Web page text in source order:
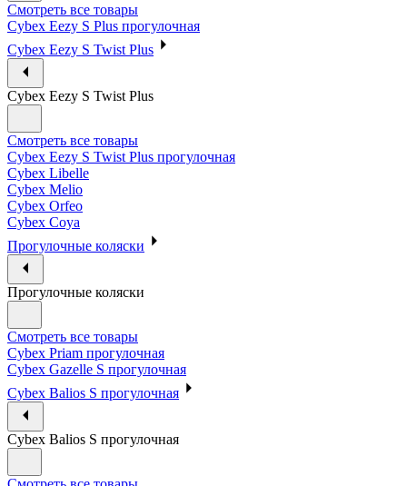
Смотреть все товары
Cybex Eezy S Plus прогулочная
Cybex Eezy S Twist Plus
Cybex Eezy S Twist Plus
Смотреть все товары
Cybex Eezy S Twist Plus прогулочная
Cybex Libelle
Cybex Melio
Cybex Orfeo
Cybex Coya
Прогулочные коляски
Прогулочные коляски
Смотреть все товары
Cybex Priam прогулочная
Cybex Gazelle S прогулочная
Cybex Balios S прогулочная
Cybex Balios S прогулочная